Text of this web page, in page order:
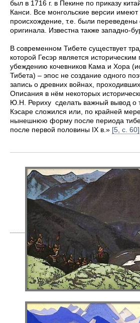
был в 1716 г. в Пекине по приказу
Канси. Все монгольские версии имеют
происхождение, т.е. были переведены
оригинала. Известна также западно-
В современном Тибете существует
которой Гесэр является
убеждению кочевников Кама и Хора
Тибета) – эпос не создание одного
запись о древних войнах,
Описания в нём некоторых
Ю.Н. Рериху сделать важный вывод о
Кэсаре сложился или, по крайней
нынешнюю форму после периода
после первой половины IX в.» [5, c. 60]